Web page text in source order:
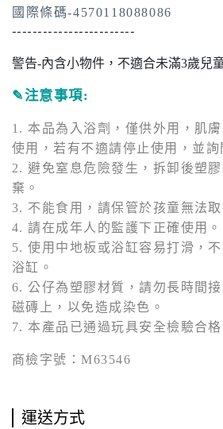
國際條碼-4570118088086
------------------------
警告-內含小物件，不適合未滿3歲兒
✎注意事項:
1. 本品為入浴劑，僅供外用，肌
使用，若有不適請停止使用，並詢
2. 避免窒息危險發生，拆卸後塑
棄。
3. 不能食用，請保管於孩童無法取
4. 請在成年人的監護下正確使用。
5. 使用中地板或浴缸容易打滑，
浴缸。
6. 公仔為塑膠材質，請勿長時間
磁磚上，以免造成染色。
7. 本產品已通過玩具安全檢驗合
商檢字號：M63546
運送方式